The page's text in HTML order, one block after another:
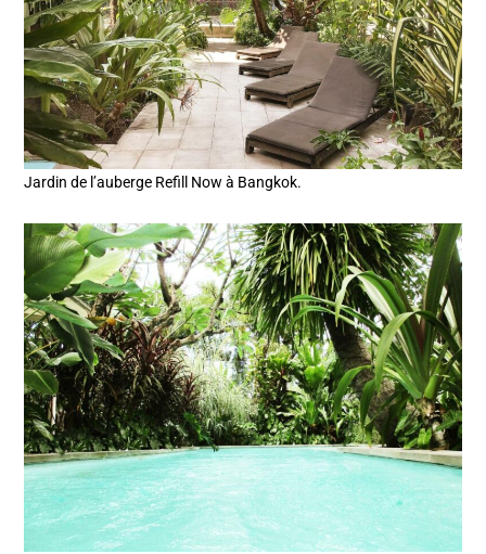
Jardin de l’auberge Refill Now à Bangkok.